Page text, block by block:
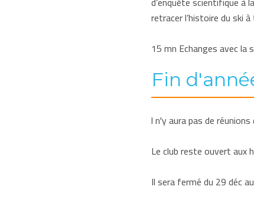
retracer l’histoire du ski
15 mn Echanges avec la
Fin
l n'y aura pas de
Le club reste ouvert aux
Il sera fermé du 29 déc